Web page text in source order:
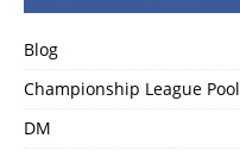
Blog
Championship League Pool
DM